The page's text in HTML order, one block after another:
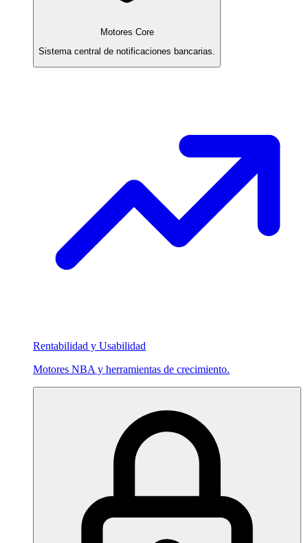
Motores Core
Sistema central de notificaciones bancarias.
Rentabilidad y Usabilidad
Motores NBA y herramientas de crecimiento.